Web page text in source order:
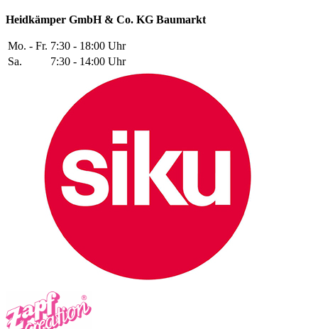
Heidkämper GmbH & Co. KG Baumarkt
Mo. - Fr. 7:30 - 18:00 Uhr
Sa.
7:30 - 14:00 Uhr